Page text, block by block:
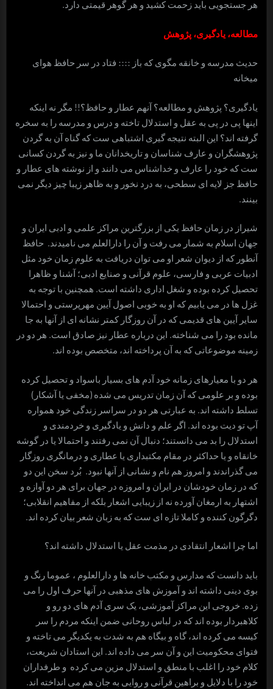
هر جستجویی باید زحمت کشید و هر گوهر قیمتی دارد.
مطالعه، یادگیری، پژوهش
حديث مدرسه و خانقه مگوی که باز :::: فتاد در سر حافظ هوای
ميخانه
یادگیری؟ پژوهش و مطالعه؟ آنهم عطار و حافظ؟!! مگر نه اینکه
اینها پی در پی به عقل و استدلال تاخته و درس و مدرسه را به سخره
گرفته اند؟ این البته نتیجه گیری اشتباهی ست که گناه آن به گردن
پژوهشگران و عارف شناسان و تاریخدانان ما و نیز به گردن کسانی
ست که خود را عارف و خداشناس می دانند و از نوشته های عطار و
حافظ جز لایه ای سطحی، به درد نخور و به ظاهر زیبا چیز دیگر نمی
بینند.
شیراز در زمان حافظ یکی از بزرگترین مراکز علمی و ادبی ایران و
جهان اسلام به شمار می رفت و آن را دارالعلم می نامیدند. حافظ
آنطور که از دیوان شعر او می توان دریافت به علوم زمان خود مثل
ادبیات عربی و فارسی، علوم قرآنی و صنایع ادبی؛ آشنا و ظاهرا
تحصیل کرده بوده و شغل اداری داشته است. همچنین با توجه به
غزل ها در می یابیم که او به خوبی اصول آیین مهرپرستی و احتمالا
سایر آیین های قدیمی که در آن روزگار کمتر نشانه ای از آنها به جا
مانده بود را می شناخته. این درباره عطار نیز صادق است. هر دو در
زمینه موضوعاتی که به آن پرداخته اند، متخصص بوده اند.
هر دو با معیارهای زمانه خود آدم های بسیار باسواد و تحصیل کرده
بوده و بر علومی که آن زمان تدریس می شده (مخفی یا آشکار)
تسلط داشته اند. به عبارتی هر دو در سراسر زندگی خود همواره
آپ تو دیت بوده اند. اگر علم و دانش و یادگیری و خردمندی و
استدلال را بد می دانستند؛ دنبال آن نمی رفتند و احتمالا یا در گوشه
خانقاه و یا حداکثر در مقام مکتبداری یا عطاری و درمانگری روزگار
می گذراندند و امروز هم نام و نشانی از آنها نبود. بُرد سخن این دو
که در زمان خودشان در ایران و امروزه در جهان برای هر دو آوازه و
اشتهار به ارمغان آورده نه از زیبایی اشعار بلکه از مفاهیم انقلابی؛
دگرگون کننده و کاملا تازه ای ست که به زبان شعر بیان کرده اند.
اما چرا اشعار انتقادی در مذمت عقل یا استدلال داشته اند؟
باید دانست که مدارس و مکتب خانه ها و دارالعلوم ، عموما رنگ و
بوی دینی داشته اند و آموزش های مذهبی در آنها حرف اول را می
زده. خروجی این مراکز آموزشی، یک سری آدم های دو رو و
کلاهبردار بوده اند که در لباس روحانی ضمن اینکه مردم را سر
کیسه می کرده اند، گاه و بیگاه هم به شدت به یکدیگر می تاخته و
فتوای محکومیت این و آن سر می داده اند. این استادان شریعت،
کلام خود را اغلب با منطق و استدلال مزین می کرده و طرفداران
خود را با دلایل و براهین قرآنی و روایی به جان هم می انداخته اند.